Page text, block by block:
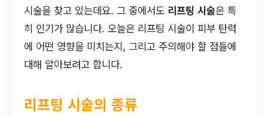
시술을 찾고 있는데요. 그 중에서도 리프팅 시술은 특
히 인기가 많습니다. 오늘은 리프팅 시술이 피부 탄력
에 어떤 영향을 미치는지, 그리고 주의해야 할 점들에
대해 알아보려고 합니다.
리프팅 시술의 종류